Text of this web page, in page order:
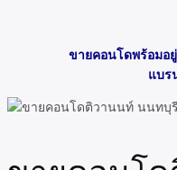
ขายคอนโดพร้อมอ
แบร